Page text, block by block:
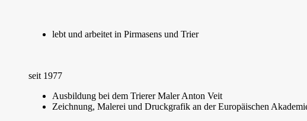
lebt und arbeitet in Pirmasens und Trier
seit 1977
Ausbildung bei dem Trierer Maler Anton Veit
Zeichnung, Malerei und Druckgrafik an der Europäischen